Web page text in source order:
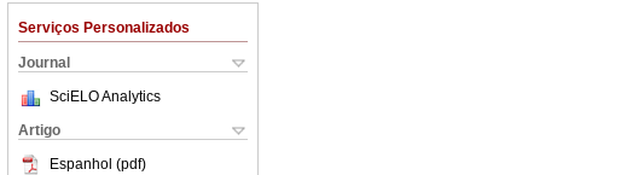
Serviços Personalizados
Journal
SciELO Analytics
Artigo
Espanhol (pdf)